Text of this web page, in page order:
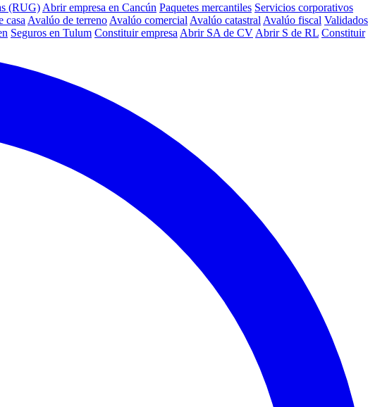
(RUG) Abrir empresa en Cancún Paquetes mercantiles Servicios corporativos
casa Avalúo de terreno Avalúo comercial Avalúo catastral Avalúo fiscal Validados
Seguros en Tulum Constituir empresa Abrir SA de CV Abrir S de RL Constituir